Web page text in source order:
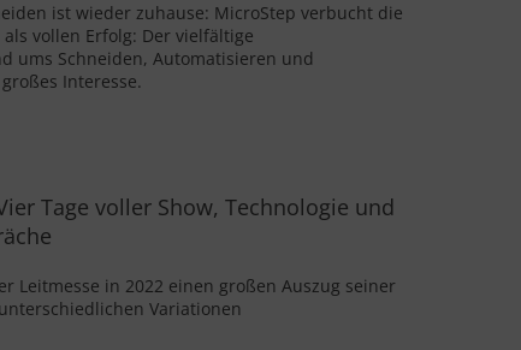
ist wieder zuhause: MicroStep verbucht die
vollen Erfolg: Der vielfältige
ums Schneiden, Automatisieren und
Interesse.
Tage voller Show, Technologie und
Leitmesse in 2022 einen großen Auszug seiner
Variationen